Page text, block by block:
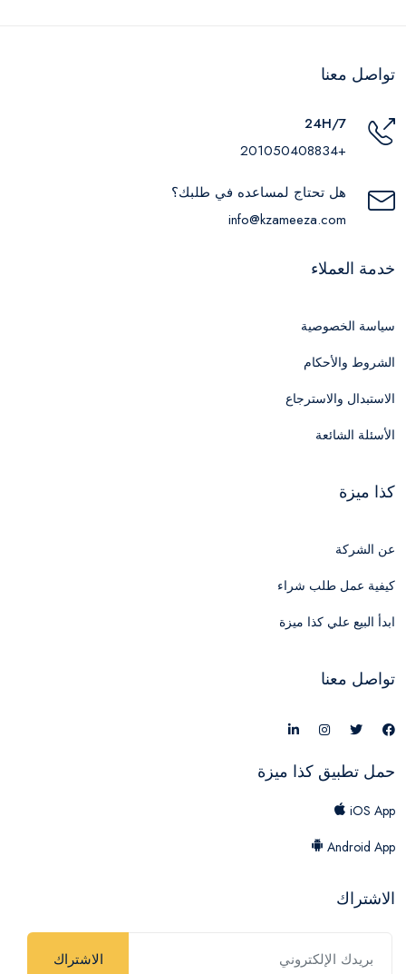
تواصل معنا
24H/7
+201050408834
هل تحتاج لمساعده في طلبك؟
info@kzameeza.com
خدمة العملاء
سياسة الخصوصية
الشروط والأحكام
الاستبدال والاسترجاع
الأسئلة الشائعة
كذا ميزة
عن الشركة
كيفية عمل طلب شراء
ابدأ البيع علي كذا ميزة
تواصل معنا
حمل تطبيق كذا ميزة
iOS App
Android App
الاشتراك
الاشتراك